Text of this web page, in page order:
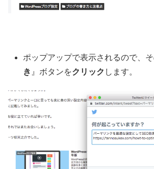
ポップアップで表示されるので、
き 』ボタンをクリック します。